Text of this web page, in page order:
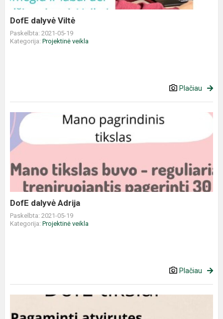
DofE dalyvė Viltė
Paskelbta: 2021-05-19
Kategorija: Projektinė veikla
Plačiau
DofE dalyvė Adrija
Paskelbta: 2021-05-19
Kategorija: Projektinė veikla
Plačiau